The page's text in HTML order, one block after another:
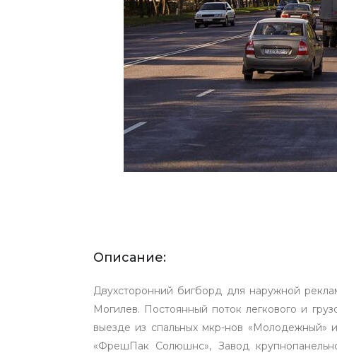
Описание:
Двухсторонний бигборд для наружной
Могилев. Постоянный поток легкового и
выезде из спальных мкр-нов «Молодежный»
«ФрешПак Солюшнс», Завод